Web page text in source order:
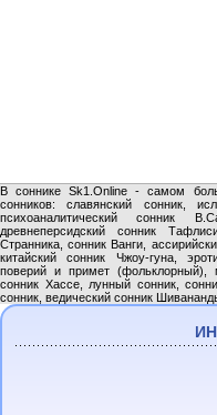
В соннике Sk1.Online - самом
сонников: славянский сонник,
психоаналитический сонник
древнеперсидский сонник
Странника, сонник Ванги,
китайский сонник Чжоу-гуна,
поверий и примет (фольклорный),
сонник Хассе, лунный сонник,
сонник, ведический сонник